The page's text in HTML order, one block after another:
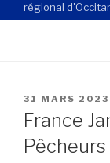
régional
PUBLIÉ
LE
31 MARS 2023
France